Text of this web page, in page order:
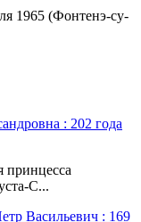
1965 (Фонтенэ-су-
: 202 года
принцесса
С...
Васильевич : 169